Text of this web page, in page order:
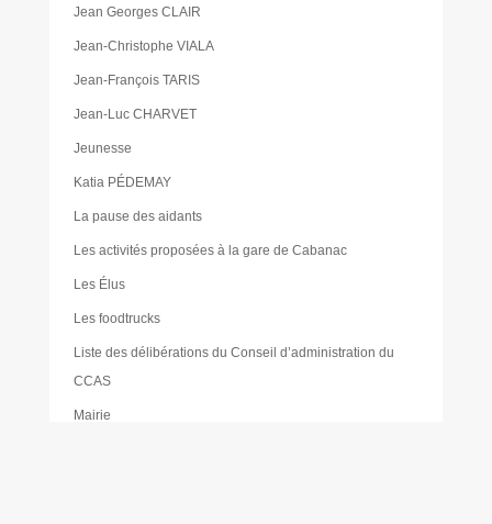
Jean Georges CLAIR
Jean-Christophe VIALA
Jean-François TARIS
Jean-Luc CHARVET
Jeunesse
Katia PÉDEMAY
La pause des aidants
Les activités proposées à la gare de Cabanac
Les Élus
Les foodtrucks
Liste des délibérations du Conseil d’administration du
CCAS
Mairie